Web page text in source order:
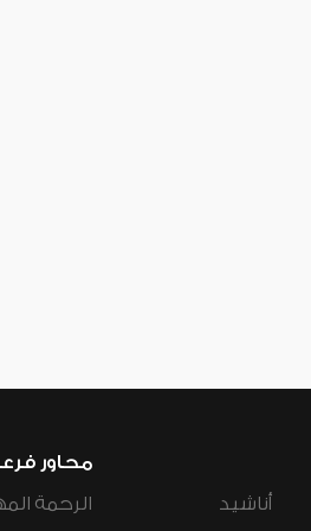
أناشيد
محاور
الرحمة